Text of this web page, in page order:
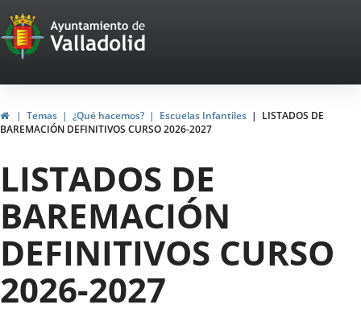
Portal
Web
del
Ayuntamiento
de
Valladolid
InicioTemas ¿Qué hacemos? Escuelas Infantiles
LISTADOS DE
BAREMACIÓN DEFINITIVOS CURSO 2026-2027
LISTADOS DE
BAREMACIÓN
DEFINITIVOS CURSO
2026-2027